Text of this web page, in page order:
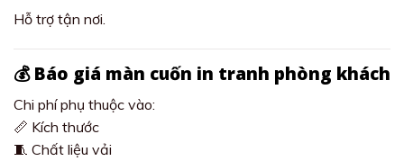
Hỗ trợ tận nơi.
💰 Báo giá màn cuốn in tranh phòng khách
Chi phí phụ thuộc vào:
📏 Kích thước
🧵 Chất liệu vải